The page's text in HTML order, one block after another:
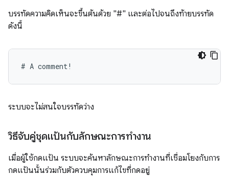
บรรทัดความคิดเห็นจะขึ้นต้นด้วย "#" และต่อไปจนถึงท้ายบรรทัด
ดังนี้
ระบบจะไม่สนใจบรรทัดว่าง
วิธีจับคู่ชุดแป้นกับลักษณะการทำงาน
เมื่อผู้ใช้กดแป้น ระบบจะค้นหาลักษณะการทำงานที่เชื่อมโยงกับการ
กดแป้นนั้นร่วมกับตัวควบคุมการแก้ไขที่กดอยู่